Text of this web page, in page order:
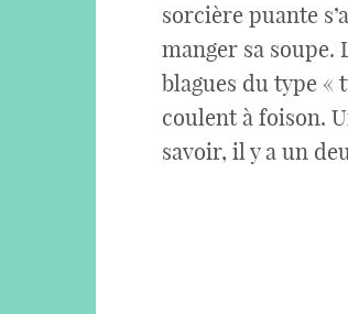
sorcière puante
manger sa soupe.
blagues du type «
coulent à foison.
savoir, il y a un